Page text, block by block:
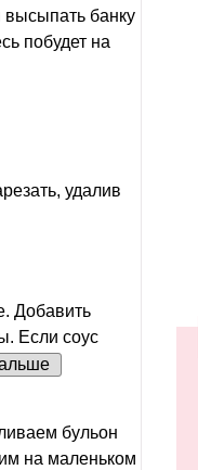
высыпать банку
побудет на
удалив
Добавить
Если соус
бульон
на маленьком